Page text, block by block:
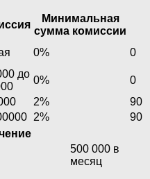
Минимальная
сумма комиссии
0% 0
до
0%
0
2%
90
2%
90
500 000 в
месяц